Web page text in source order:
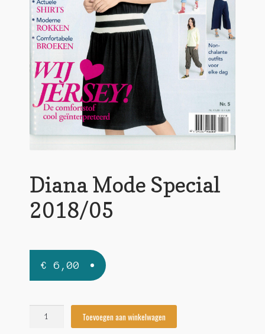
Diana Mode Special
2018/05
€ 6,00
Toevoegen aan winkelwagen